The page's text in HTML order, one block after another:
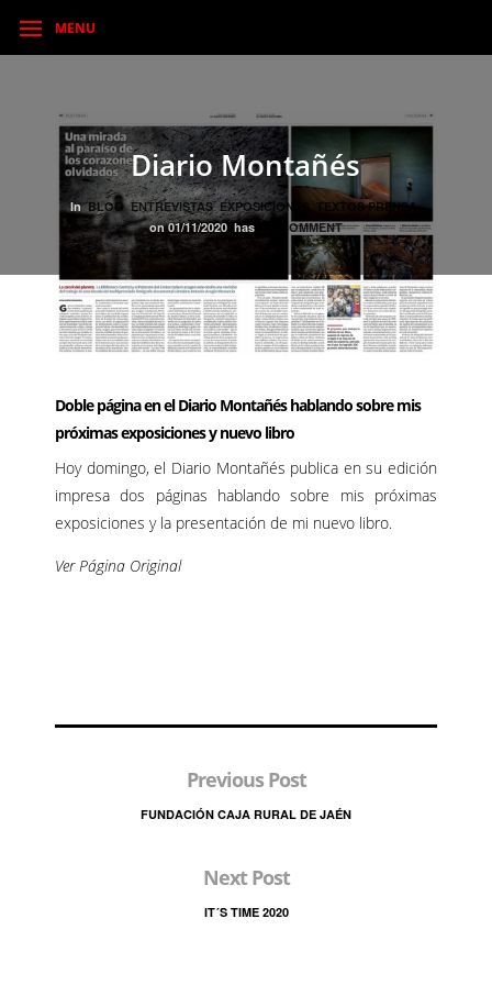
MENU
Diario Montañés
InBLOG ENTREVISTAS EXPOSICIONES TEXTOS PRENSA
on01/11/2020has NO COMMENT
Doble página en el Diario Montañés hablando sobre mis
próximas exposiciones y nuevo libro
Hoy domingo, el Diario Montañés publica en su edición
impresa dos páginas hablando sobre mis próximas
exposiciones y la presentación de mi nuevo libro.
Ver Página Original
Previous Post
FUNDACIÓN CAJA RURAL DE JAÉN
Next Post
IT´S TIME 2020